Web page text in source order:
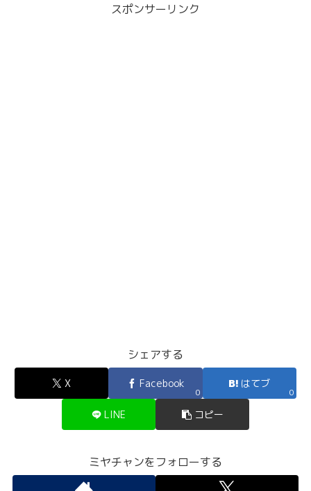
スポンサーリンク
シェアする
X Facebook
0
はてブ
0
LINE コピー
ミヤチャンをフォローする